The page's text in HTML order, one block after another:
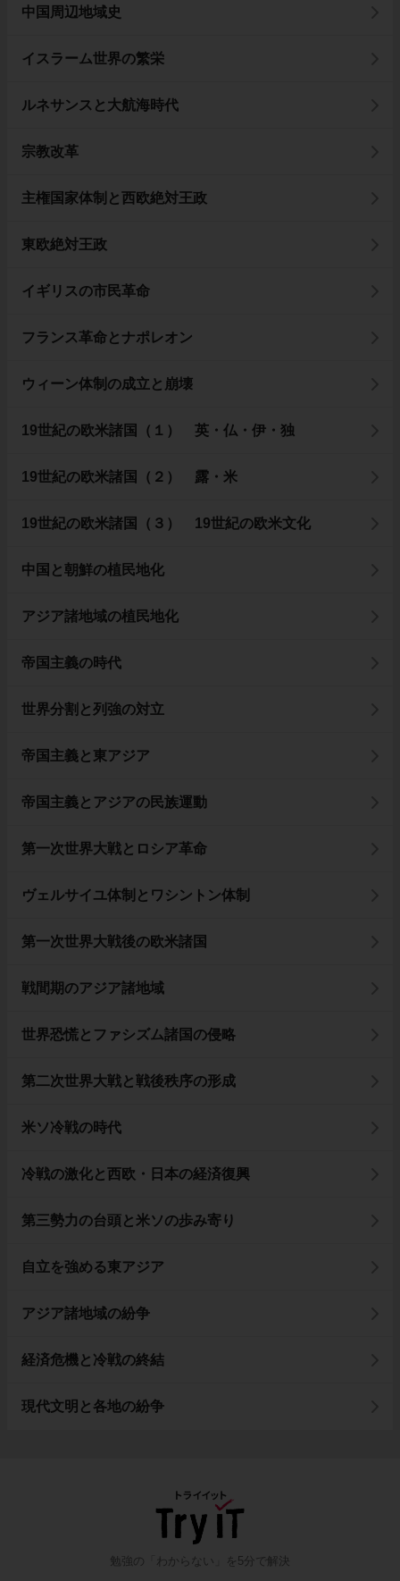
中国周辺地域史
イスラーム世界の繁栄
ルネサンスと大航海時代
宗教改革
主権国家体制と西欧絶対王政
東欧絶対王政
イギリスの市民革命
フランス革命とナポレオン
ウィーン体制の成立と崩壊
19世紀の欧米諸国（１） 英・仏・伊・独
19世紀の欧米諸国（２） 露・米
19世紀の欧米諸国（３） 19世紀の欧米文化
中国と朝鮮の植民地化
アジア諸地域の植民地化
帝国主義の時代
世界分割と列強の対立
帝国主義と東アジア
帝国主義とアジアの民族運動
第一次世界大戦とロシア革命
ヴェルサイユ体制とワシントン体制
第一次世界大戦後の欧米諸国
戦間期のアジア諸地域
世界恐慌とファシズム諸国の侵略
第二次世界大戦と戦後秩序の形成
米ソ冷戦の時代
冷戦の激化と西欧・日本の経済復興
第三勢力の台頭と米ソの歩み寄り
自立を強める東アジア
アジア諸地域の紛争
経済危機と冷戦の終結
現代文明と各地の紛争
勉強の「わからない」を5分で解決